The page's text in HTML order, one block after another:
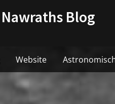
Blog
Website